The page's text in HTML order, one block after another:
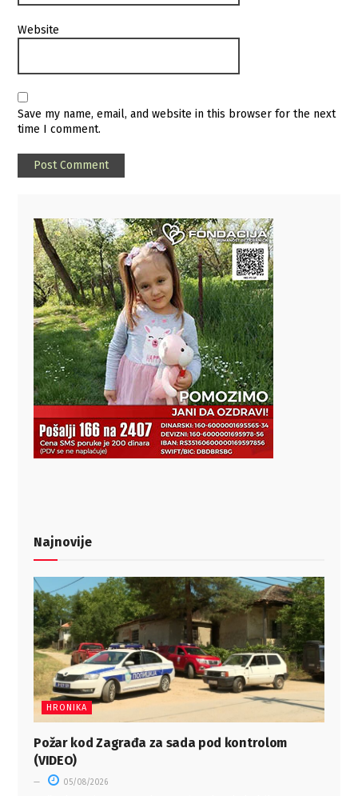
Website
Save my name, email, and website in this browser for the next
time I comment.
Najnovije
HRONIKA
Požar kod Zagrađa za sada pod kontrolom
(VIDEO)
05/08/2026